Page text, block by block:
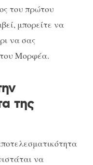
του πρώτου
μπορείτε να
να σας
Μορφέα.
της
να